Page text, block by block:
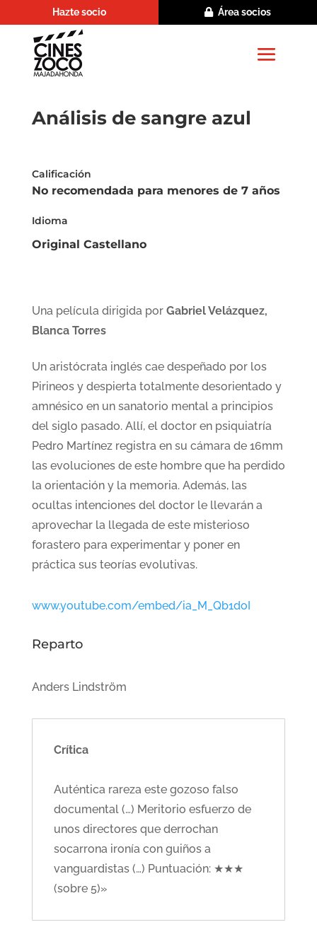
Hazte socio Área socios
Análisis de sangre azul
Calificación
No recomendada para menores de 7 años
Idioma
Original Castellano
Una película dirigida por Gabriel Velázquez,
Blanca Torres
Un aristócrata inglés cae despeñado por los
Pirineos y despierta totalmente desorientado y
amnésico en un sanatorio mental a principios
del siglo pasado. Allí, el doctor en psiquiatría
Pedro Martínez registra en su cámara de 16mm
las evoluciones de este hombre que ha perdido
la orientación y la memoria. Además, las
ocultas intenciones del doctor le llevarán a
aprovechar la llegada de este misterioso
forastero para experimentar y poner en
práctica sus teorías evolutivas.
www.youtube.com/embed/ia_M_Qb1doI
Reparto
Anders Lindström
Crítica
Auténtica rareza este gozoso falso
documental (…) Meritorio esfuerzo de
unos directores que derrochan
socarrona ironía con guiños a
vanguardistas (…) Puntuación: ★★★
(sobre 5)»